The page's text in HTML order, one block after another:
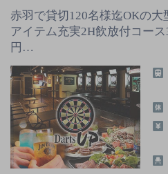
赤羽で貸切120名様迄OKの
アイテム充実2H飲放付コー
円…